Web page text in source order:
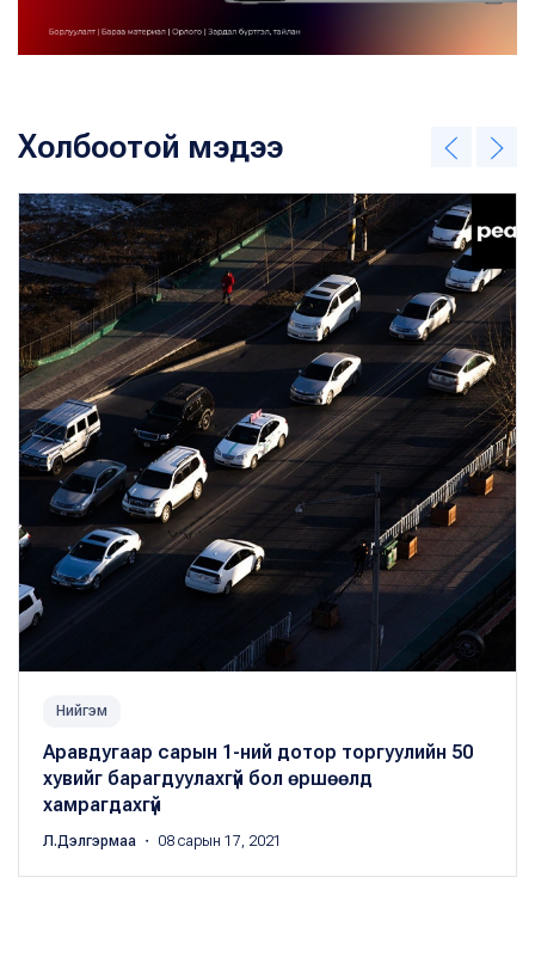
Холбоотой мэдээ
Нийгэм
Аравдугаар сарын 1-ний дотор торгуулийн 50
хувийг барагдуулахгүй бол өршөөлд
хамрагдахгүй
Л.Дэлгэрмаа ・ 08 сарын 17, 2021